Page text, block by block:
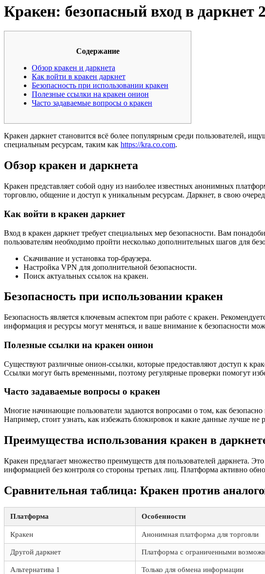
Кракен: безопасный вход в даркнет
Содержание
Обзор кракен и даркнета
Как войти в кракен даркнет
Безопасность при использовании кракен
Полезные ссылки на кракен онион
Часто задаваемые вопросы о кракен
Кракен даркнет становится всё более популярным среди пользователей,
специальным ресурсам, таким как https://kra.co.com.
Обзор кракен и даркнета
Кракен представляет собой одну из наиболее известных анонимных
торговлю, общение и доступ к уникальным ресурсам. Даркнет, в свою
Как войти в кракен даркнет
Вход в кракен даркнет требует специальных мер безопасности. Вам
пользователям необходимо пройти несколько дополнительных шагов для
Скачивание и установка тор-браузера.
Настройка VPN для дополнительной безопасности.
Поиск актуальных ссылок на кракен.
Безопасность при использовании кракен
Безопасность является ключевым аспектом при работе с кракен.
информация и ресурсы могут меняться, и ваше внимание к безопасности
Полезные ссылки на кракен онион
Существуют различные онион-ссылки, которые предоставляют доступ к
Ссылки могут быть временными, поэтому регулярные проверки помогут
Часто задаваемые вопросы о кракен
Многие начинающие пользователи задаются вопросами о том, как
Например, стоит узнать, как избежать блокировок и какие данные лучше не
Преимущества использования кракен в
Кракен предлагает множество преимуществ для пользователей даркнета.
информацией без контроля со стороны третьих лиц. Платформа активно
Сравнительная таблица: Кракен против
Платформа Особенности
Кракен Анонимная платформа для торговли
Другой даркнет Платформа с ограниченными
Альтернатива 1 Только для обмена информации